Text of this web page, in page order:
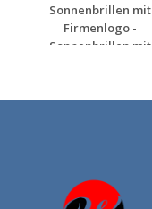
Sonnenbrillen mit
Firmenlogo -
Sonnenbrillen mit